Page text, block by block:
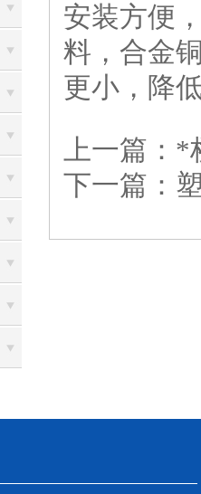
安装方便
料，合金
更小，降
上一篇： *
下一篇：